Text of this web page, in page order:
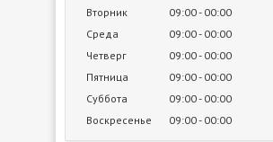
Вторник
09:00 00:00
Среда
09:00 00:00
Четверг
09:00 00:00
Пятница
09:00 00:00
Суббота
09:00 00:00
Воскресенье
09:00 00:00